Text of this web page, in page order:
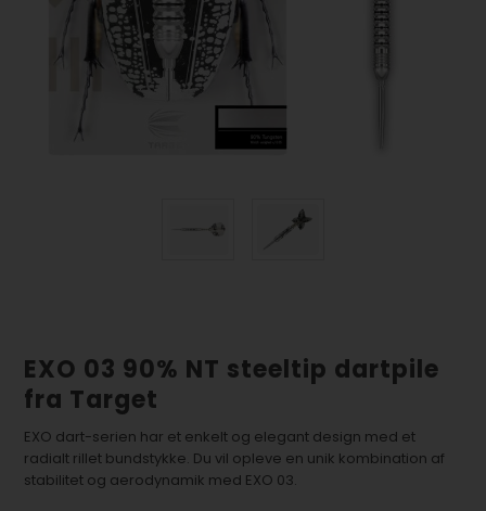
EXO 03 90% NT steeltip dartpile
fra Target
EXO dart-serien har et enkelt og elegant design med et
radialt rillet bundstykke. Du vil opleve en unik kombination af
stabilitet og aerodynamik med EXO 03.